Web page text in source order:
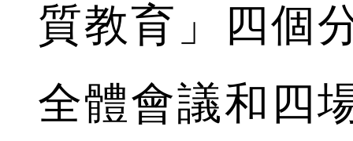
質教育」四個
全體會議和四